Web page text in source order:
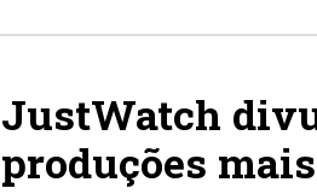
JustWatch
produções